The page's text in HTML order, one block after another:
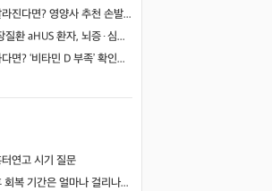
손톱이 자꾸 갈라진다면? 영양사 추천 손발톱 강화 음식 5가지
드문 혈액·신장질환 aHUS 환자, 뇌증·심근병증 겹쳤지만…조기 보체억제치료로 신경학적 회복 보여
푹 자도 피곤하다면? ‘비타민 D 부족’ 확인해야
연고 시기 질문
하안검 수술 후 회복 기간은 얼마나 걸리나요?